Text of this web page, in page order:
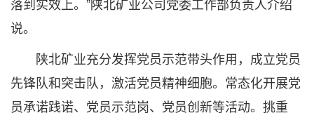
说。
陕北矿业充分发挥党员示范带头作用，成立党员
先锋队和突击队，激活党员精神细胞。常态化开展党
员承诺践诺、党员示范岗、党员创新等活动。挑重